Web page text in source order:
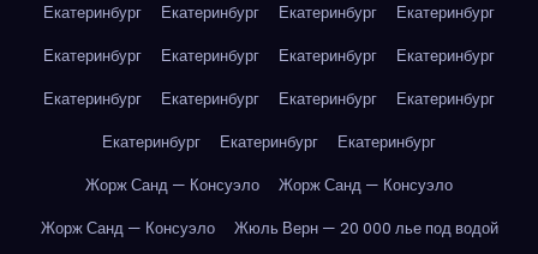
Екатеринбург
Екатеринбург Екатеринбург
Екатеринбург
Екатеринбург
Екатеринбург Екатеринбург
Екатеринбург
Екатеринбург
Екатеринбург Екатеринбург
Екатеринбург
Екатеринбург
Екатеринбург
Екатеринбург
Жорж Санд — Консуэло
Жорж Санд — Консуэло
Жорж Санд — Консуэло
Жюль Верн — 20 000 лье под водой